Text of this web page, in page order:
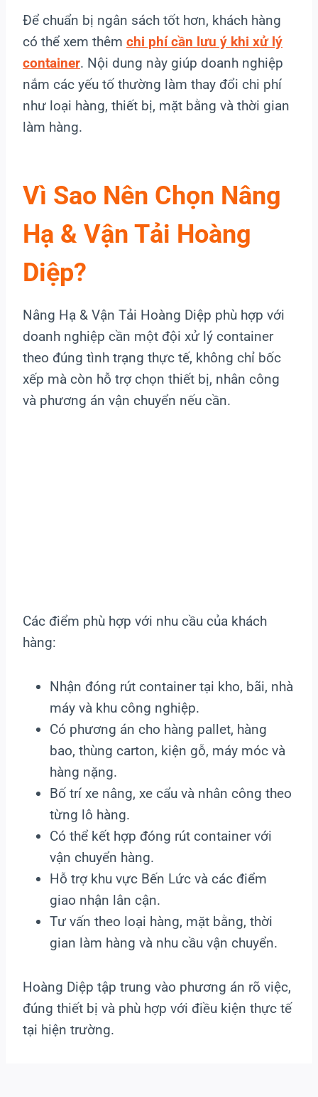
Để chuẩn bị ngân sách tốt hơn, khách hàng
có thể xem thêm chi phí cần lưu ý khi xử lý
container. Nội dung này giúp doanh nghiệp
nắm các yếu tố thường làm thay đổi chi phí
như loại hàng, thiết bị, mặt bằng và thời gian
làm hàng.
Vì Sao Nên Chọn Nâng
Hạ & Vận Tải Hoàng
Diệp?
Nâng Hạ & Vận Tải Hoàng Diệp phù hợp với
doanh nghiệp cần một đội xử lý container
theo đúng tình trạng thực tế, không chỉ bốc
xếp mà còn hỗ trợ chọn thiết bị, nhân công
và phương án vận chuyển nếu cần.
Các điểm phù hợp với nhu cầu của khách
hàng:
Nhận đóng rút container tại kho, bãi, nhà
máy và khu công nghiệp.
Có phương án cho hàng pallet, hàng
bao, thùng carton, kiện gỗ, máy móc và
hàng nặng.
Bố trí xe nâng, xe cẩu và nhân công theo
từng lô hàng.
Có thể kết hợp đóng rút container với
vận chuyển hàng.
Hỗ trợ khu vực Bến Lức và các điểm
giao nhận lân cận.
Tư vấn theo loại hàng, mặt bằng, thời
gian làm hàng và nhu cầu vận chuyển.
Hoàng Diệp tập trung vào phương án rõ việc,
đúng thiết bị và phù hợp với điều kiện thực tế
tại hiện trường.